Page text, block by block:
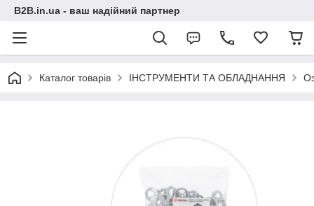
B2B.in.ua - ваш надійний партнер
Каталог товарів ІНСТРУМЕНТИ ТА ОБЛАДНАННЯ